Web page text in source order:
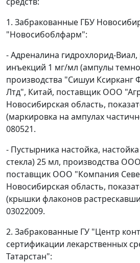
1. Забракованные ГБУ
"Новосибоблфарм":
- Адреналина гидрохлорид-Виал,
инъекций 1 мг/мл (ампулы
производства "Сишуи Ксирканг
Лтд", Китай, поставщик ООО
Новосибирская область,
(маркировка на ампулах
080521.
- Пустырника настойка,
стекла) 25 мл, производства
поставщик ООО "Компания
Новосибирская область,
(крышки флаконов
03022009.
2. Забракованные ГУ "Центр
сертификации лекарственных
Татарстан":